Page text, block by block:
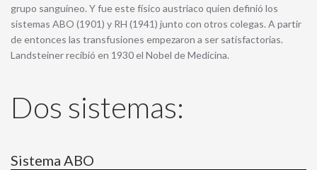
grupo sanguíneo. Y fue este físico austriaco quien definió los
sistemas ABO (1901) y RH (1941) junto con otros colegas. A partir
de entonces las transfusiones empezaron a ser satisfactorias.
Landsteiner recibió en 1930 el Nobel de Medicina.
Dos sistemas:
Sistema ABO